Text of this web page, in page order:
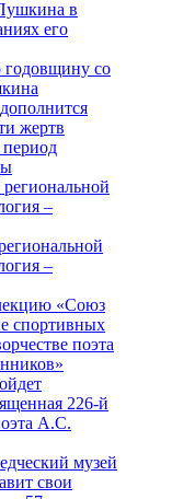
в
его
годовщину со
жертв
период
–
–
«Союз
спортивных
поэта
226-й
А.С.
музей
свои